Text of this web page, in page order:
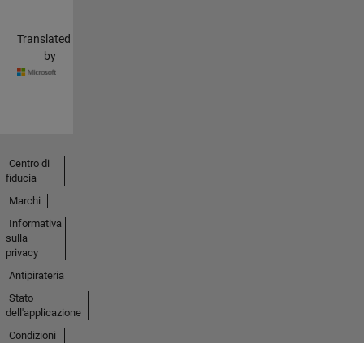
Translated
by
Centro di
fiducia
Marchi
Informativa
sulla
privacy
Antipirateria
Stato
dell'applicazione
Condizioni